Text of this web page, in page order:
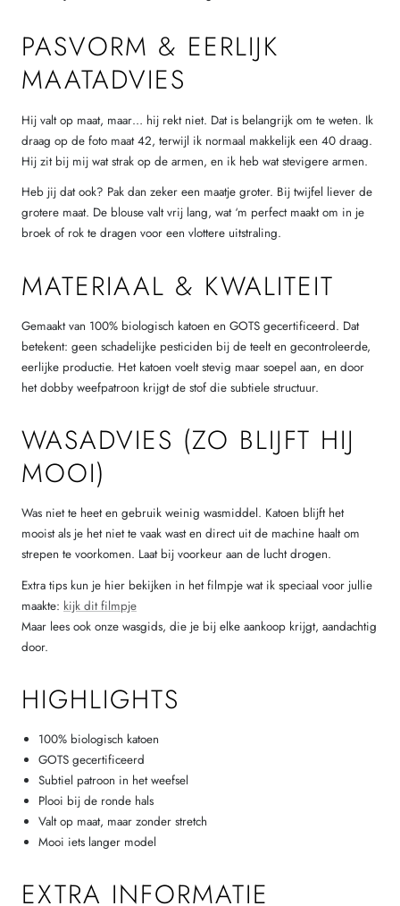
PASVORM & EERLIJK
MAATADVIES
Hij valt op maat, maar… hij rekt niet. Dat is belangrijk om te weten. Ik
draag op de foto maat 42, terwijl ik normaal makkelijk een 40 draag.
Hij zit bij mij wat strak op de armen, en ik heb wat stevigere armen.
Heb jij dat ook? Pak dan zeker een maatje groter. Bij twijfel liever de
grotere maat. De blouse valt vrij lang, wat ‘m perfect maakt om in je
broek of rok te dragen voor een vlottere uitstraling.
MATERIAAL & KWALITEIT
Gemaakt van 100% biologisch katoen en GOTS gecertificeerd. Dat
betekent: geen schadelijke pesticiden bij de teelt en gecontroleerde,
eerlijke productie. Het katoen voelt stevig maar soepel aan, en door
het dobby weefpatroon krijgt de stof die subtiele structuur.
WASADVIES (ZO BLIJFT HIJ
MOOI)
Was niet te heet en gebruik weinig wasmiddel. Katoen blijft het
mooist als je het niet te vaak wast en direct uit de machine haalt om
strepen te voorkomen. Laat bij voorkeur aan de lucht drogen.
Extra tips kun je hier bekijken in het filmpje wat ik speciaal voor jullie
maakte: kijk dit filmpje
Maar lees ook onze wasgids, die je bij elke aankoop krijgt, aandachtig
door.
HIGHLIGHTS
100% biologisch katoen
GOTS gecertificeerd
Subtiel patroon in het weefsel
Plooi bij de ronde hals
Valt op maat, maar zonder stretch
Mooi iets langer model
EXTRA INFORMATIE